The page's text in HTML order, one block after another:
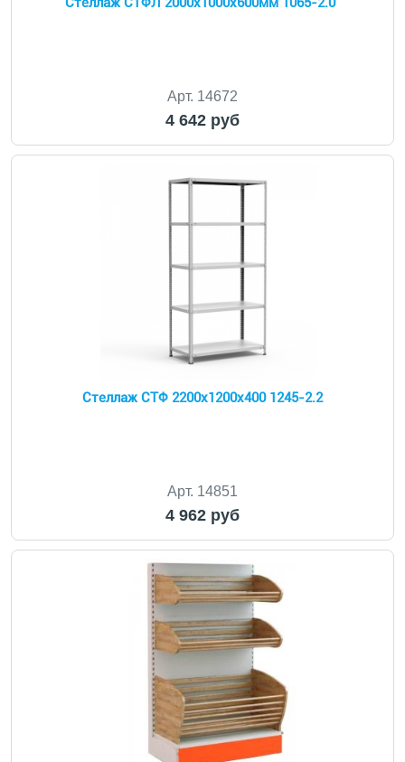
Арт. 14672
4 642 руб
Стеллаж СТФ 2200x1200x400 1245-2.2
Арт. 14851
4 962 руб